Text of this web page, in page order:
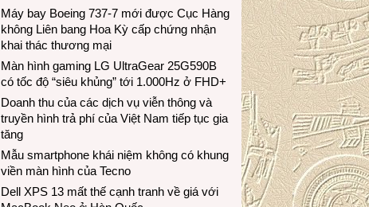
Máy bay Boeing 737-7 mới được Cục Hàng
không Liên bang Hoa Kỳ cấp chứng nhận
khai thác thương mại
Màn hình gaming LG UltraGear 25G590B
có tốc độ “siêu khủng” tới 1.000Hz ở FHD+
Doanh thu của các dịch vụ viễn thông và
truyền hình trả phí của Việt Nam tiếp tục gia
tăng
Mẫu smartphone khái niệm không có khung
viền màn hình của Tecno
Dell XPS 13 mất thế cạnh tranh về giá với